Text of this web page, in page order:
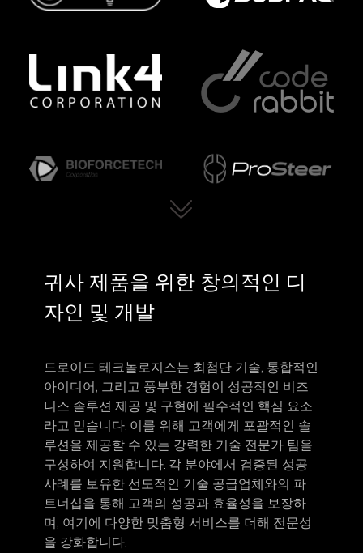
귀사 제품을 위한 창의적인 디
자인 및 개발
드로이드 테크놀로지스는 최첨단 기술, 통합적인
아이디어, 그리고 풍부한 경험이 성공적인 비즈
니스 솔루션 제공 및 구현에 필수적인 핵심 요소
라고 믿습니다. 이를 위해 고객에게 포괄적인 솔
루션을 제공할 수 있는 강력한 기술 전문가 팀을
구성하여 지원합니다. 각 분야에서 검증된 성공
사례를 보유한 선도적인 기술 공급업체와의 파
트너십을 통해 고객의 성공과 효율성을 보장하
며, 여기에 다양한 맞춤형 서비스를 더해 전문성
을 강화합니다.